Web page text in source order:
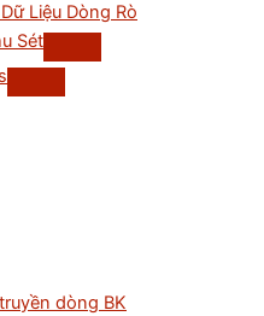
Liệu Dòng Rò
Sét
dòng BK